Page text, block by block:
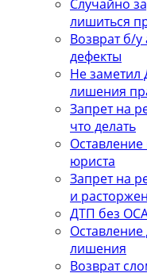
Случайно
лишиться
Возврат б/
дефекты
Не заметил
лишения
Запрет на
что делать
юриста
Запрет на
и
ДТП без
лишения
Возврат